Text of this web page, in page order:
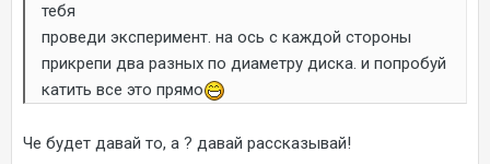
тебя
проведи эксперимент. на ось с каждой стороны
прикрепи два разных по диаметру диска. и попробуй
катить все это прямо
Че будет давай то, а ? давай рассказывай!